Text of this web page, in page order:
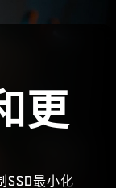
更
SSD最小化